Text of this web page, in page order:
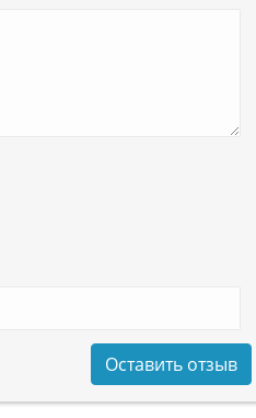
Оставить отзыв